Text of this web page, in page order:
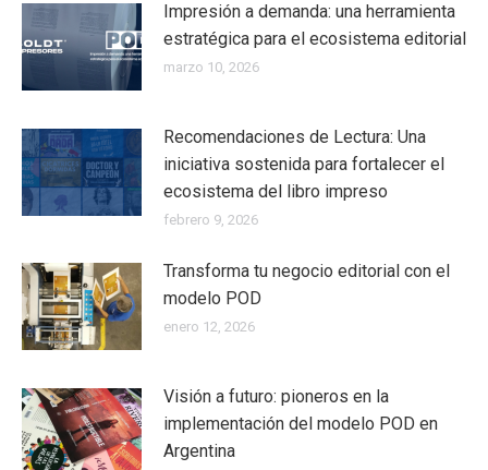
Impresión a demanda: una herramienta
estratégica para el ecosistema editorial
marzo 10, 2026
Recomendaciones de Lectura: Una
iniciativa sostenida para fortalecer el
ecosistema del libro impreso
febrero 9, 2026
Transforma tu negocio editorial con el
modelo POD
enero 12, 2026
Visión a futuro: pioneros en la
implementación del modelo POD en
Argentina